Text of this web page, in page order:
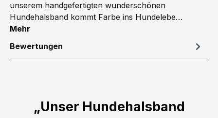
unserem handgefertigten wunderschönen
Hundehalsband kommt Farbe ins Hundelebe…
Mehr
Bewertungen
„Unser Hundehalsband